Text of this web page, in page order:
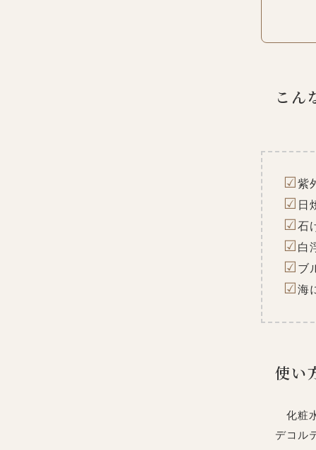
こん
☑紫
☑ 日
☑石
☑ 白
☑ ブ
☑海
使い
化粧
デコル